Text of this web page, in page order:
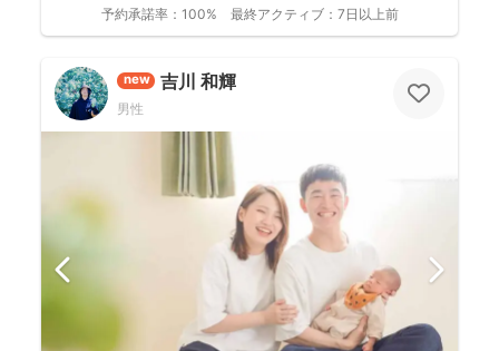
予約承諾率： 100% 最終アクティブ： 7日以上前
new 吉川 和輝
男性